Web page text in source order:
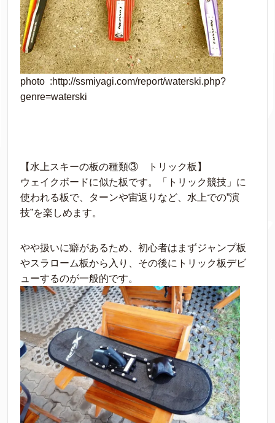
photo :http://ssmiyagi.com/report/waterski.php?
genre=waterski
【水上スキーの板の種類③ トリック板】
ウェイクボードに似た板です。「トリック競技」に
使われる板で、ターンや宙返りなど、水上での”演
技”を楽しめます。
やや扱いに癖があるため、初心者はまずジャンプ板
やスラローム板から入り、その後にトリック板デビ
ューするのが一般的です。